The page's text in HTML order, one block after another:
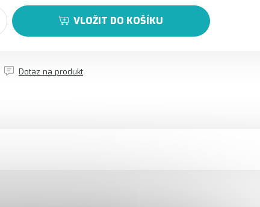
VLOŽIT DO KOŠÍKU
Dotaz na produkt